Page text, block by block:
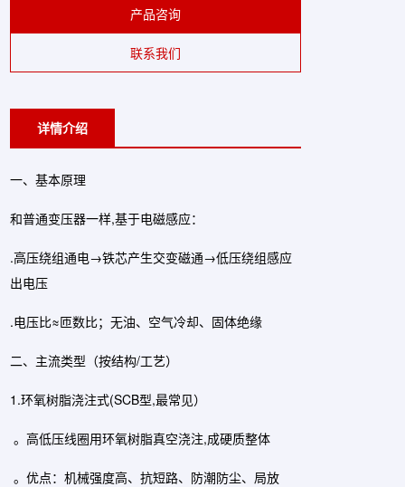
产品咨询
联系我们
详情介绍
一、基本原理
和普通变压器一样,基于电磁感应：
.高压绕组通电→铁芯产生交变磁通→低压绕组感应
出电压
.电压比≈匝数比；无油、空气冷却、固体绝缘
二、主流类型（按结构/工艺）
1.环氧树脂浇注式(SCB型,最常见）
。高低压线圈用环氧树脂真空浇注,成硬质整体
。优点：机械强度高、抗短路、防潮防尘、局放